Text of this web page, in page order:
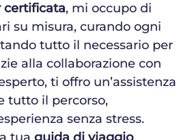
certificata, mi occupo di
su misura, curando ogni
tutto il necessario per
alla collaborazione con
ti offro un’assistenza
tutto il percorso,
senza stress.